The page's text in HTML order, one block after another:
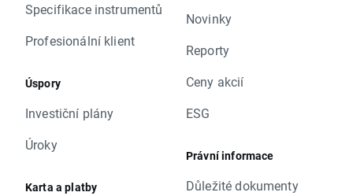
Specifikace instrumentů
Profesionální klient
Úspory
Investiční plány
Úroky
Karta a platby
Novinky
Reporty
Ceny akcií
ESG
Právní informace
Důležité dokumenty